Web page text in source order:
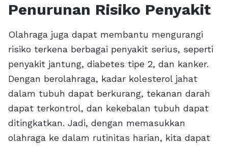
Penurunan Risiko Penyakit
Olahraga juga dapat membantu mengurangi
risiko terkena berbagai penyakit serius, seperti
penyakit jantung, diabetes tipe 2, dan kanker.
Dengan berolahraga, kadar kolesterol jahat
dalam tubuh dapat berkurang, tekanan darah
dapat terkontrol, dan kekebalan tubuh dapat
ditingkatkan. Jadi, dengan memasukkan
olahraga ke dalam rutinitas harian, kita dapat